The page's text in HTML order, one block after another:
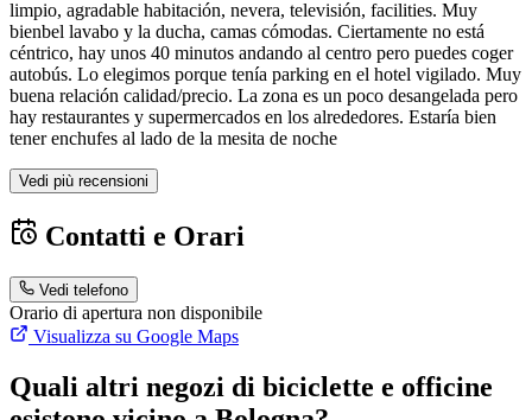
limpio, agradable habitación, nevera, televisión, facilities. Muy
bienbel lavabo y la ducha, camas cómodas. Ciertamente no está
céntrico, hay unos 40 minutos andando al centro pero puedes coger
autobús. Lo elegimos porque tenía parking en el hotel vigilado. Muy
buena relación calidad/precio. La zona es un poco desangelada pero
hay restaurantes y supermercados en los alrededores. Estaría bien
tener enchufes al lado de la mesita de noche
Vedi più recensioni
Contatti e Orari
Vedi telefono
Orario di apertura non disponibile
Visualizza su Google Maps
Quali altri negozi di biciclette e officine